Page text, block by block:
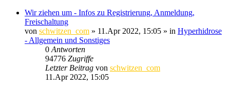
Wir ziehen um - Infos zu Registrierung, Anmeldung,
Freischaltung
von schwitzen_com » 11.Apr 2022, 15:05 » in Hyperhidrose
- Allgemein und Sonstiges
0 Antworten
94776 Zugriffe
Letzter Beitrag von schwitzen_com
11.Apr 2022, 15:05